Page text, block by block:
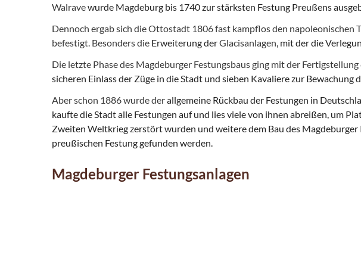
Walravewurde Magdeburg bis 1740 zurstärksten Festung Preußens
Dennoch ergab sich die Ottostadt 1806 fast kampflos den
befestigt. Besonders die Erweiterung derGlacisanlagen , mit der die
Die letzte Phase des Magdeburger Festungsbaus ging mit der
sicheren Einlass der Züge in die Stadt und sieben Kavaliere zur
Aber schon 1886 wurde derallgemeine Rückbau der Festungen in
kaufte die Stadt alle Festungen auf und lies viele von ihnen abreißen, um
Zweiten Weltkrieg zerstört wurden und weitere dem Bau des
preußischen Festung gefunden werden.
Magdeburger Festungsanlagen